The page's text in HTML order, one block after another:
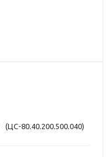
80.40.200.500.040)